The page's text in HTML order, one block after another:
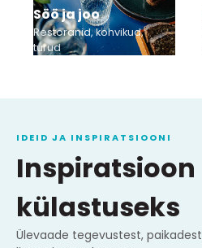
Söö ja joo
Restoranid, kohvikud,
turud
IDEID JA INSPIRATSIOONI
Inspiratsioon
külastuseks
Ülevaade tegevustest,